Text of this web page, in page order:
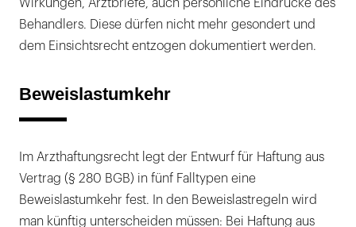
Wirkungen, Arztbriefe, auch persönliche Eindrücke des
Behandlers. Diese dürfen nicht mehr gesondert und
dem Einsichtsrecht entzogen dokumentiert werden.
Beweislastumkehr
Im Arzthaftungsrecht legt der Entwurf für Haftung aus
Vertrag (§ 280 BGB) in fünf Falltypen eine
Beweislastumkehr fest. In den Beweislastregeln wird
man künftig unterscheiden müssen: Bei Haftung aus